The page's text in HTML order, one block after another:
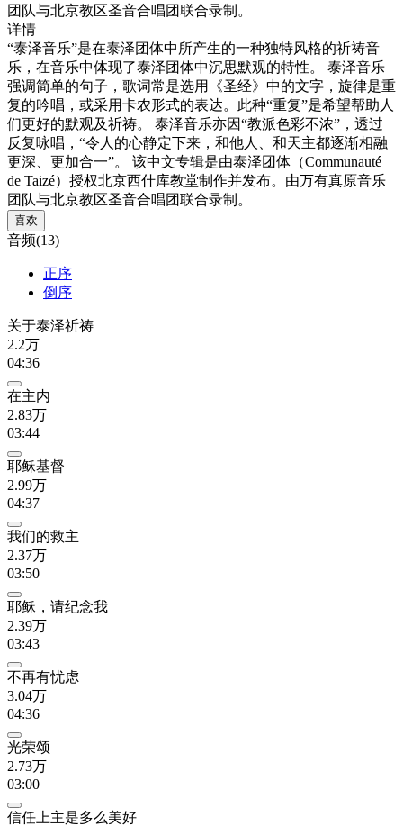
团队与北京教区圣音合唱团联合录制。
详情
“泰泽音乐”是在泰泽团体中所产生的一种独特风格的祈祷音
乐，在音乐中体现了泰泽团体中沉思默观的特性。 泰泽音乐
强调简单的句子，歌词常是选用《圣经》中的文字，旋律是重
复的吟唱，或采用卡农形式的表达。此种“重复”是希望帮助人
们更好的默观及祈祷。 泰泽音乐亦因“教派色彩不浓”，透过
反复咏唱，“令人的心静定下来，和他人、和天主都逐渐相融
更深、更加合一”。 该中文专辑是由泰泽团体（Communauté
de Taizé）授权北京西什库教堂制作并发布。由万有真原音乐
团队与北京教区圣音合唱团联合录制。
喜欢
音频(13)
正序
倒序
关于泰泽祈祷
2.2万
04:36
在主内
2.83万
03:44
耶稣基督
2.99万
04:37
我们的救主
2.37万
03:50
耶稣，请纪念我
2.39万
03:43
不再有忧虑
3.04万
04:36
光荣颂
2.73万
03:00
信任上主是多么美好